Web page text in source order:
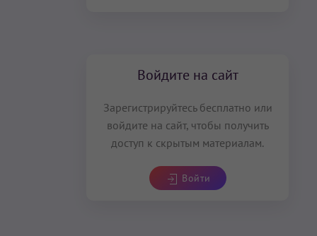
Войдите на сайт
Зарегистрируйтесь бесплатно или
войдите на сайт, чтобы получить
доступ к скрытым материалам.
Войти